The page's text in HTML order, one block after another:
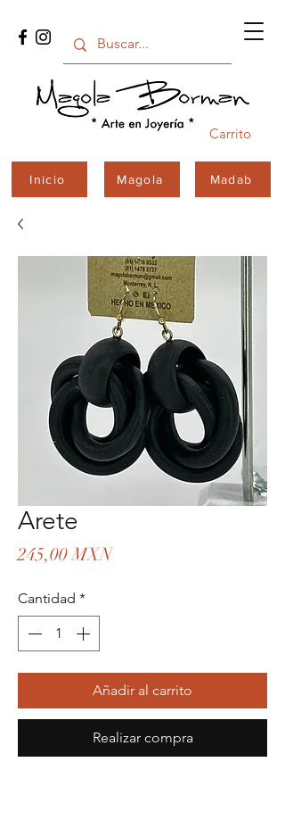
Carrito
Inicio Magola Madab
Arete
245,00 MXNPrecio
Cantidad *
Añadir al carrito
Realizar compra